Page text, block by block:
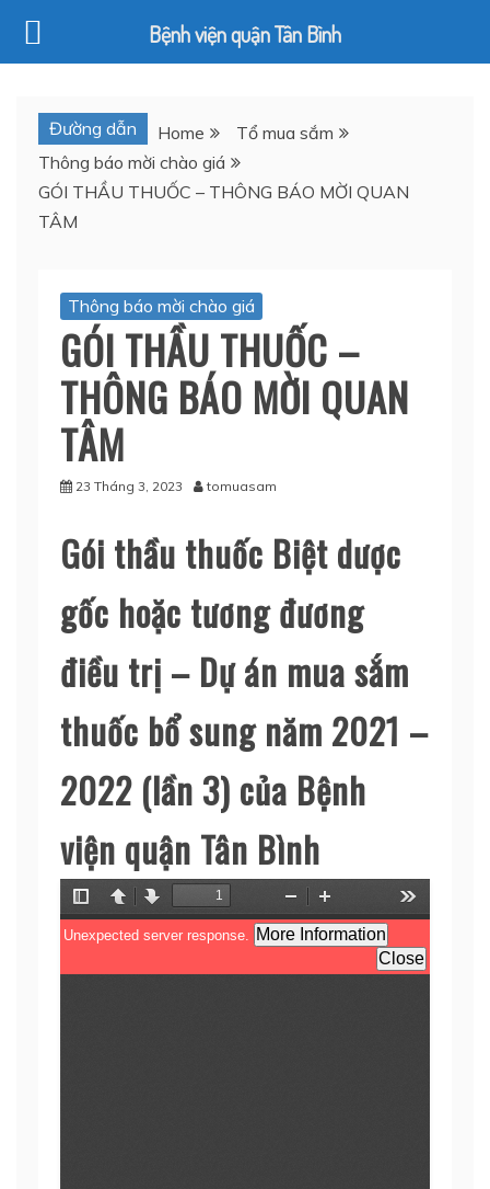
contentĐường dẫn Home
Tổ mua sắm
Thông báo mời chào giá
GÓI THẦU THUỐC – THÔNG BÁO MỜI QUAN
TÂM
Thông báo mời chào giá
GÓI THẦU THUỐC –
THÔNG BÁO MỜI QUAN
TÂM
23 Tháng 3, 2023 tomuasam
Gói thầu thuốc Biệt dược
gốc hoặc tương đương
điều trị – Dự án mua sắm
thuốc bổ sung năm 2021 –
2022 (lần 3) của Bệnh
viện quận Tân Bình
Bệnh viện quận Tân Bình